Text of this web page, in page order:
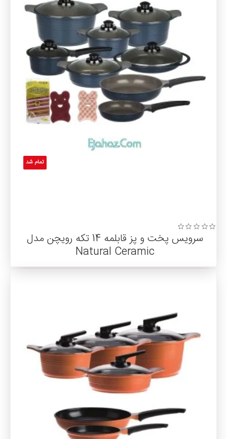
تمام شد
سرویس پخت و پز قابلمه 14 تکه رویچن مدل
Natural Ceramic